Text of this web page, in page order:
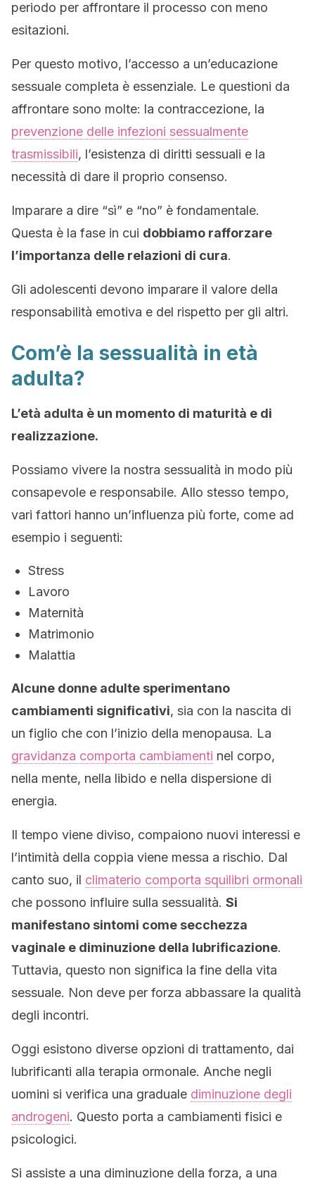
periodo per affrontare il processo con meno
esitazioni.
Per questo motivo, l’accesso a un’educazione
sessuale completa è essenziale. Le questioni da
affrontare sono molte: la contraccezione, la
prevenzione delle infezioni sessualmente
trasmissibili, l’esistenza di diritti sessuali e la
necessità di dare il proprio consenso.
Imparare a dire “sì” e “no” è fondamentale.
Questa è la fase in cui dobbiamo rafforzare
l’importanza delle relazioni di cura.
Gli adolescenti devono imparare il valore della
responsabilità emotiva e del rispetto per gli altri.
Com’è la sessualità in età
adulta?
L’età adulta è un momento di maturità e di
realizzazione.
Possiamo vivere la nostra sessualità in modo più
consapevole e responsabile. Allo stesso tempo,
vari fattori hanno un’influenza più forte, come ad
esempio i seguenti:
Stress
Lavoro
Maternità
Matrimonio
Malattia
Alcune donne adulte sperimentano
cambiamenti significativi, sia con la nascita di
un figlio che con l’inizio della menopausa. La
gravidanza comporta cambiamenti nel corpo,
nella mente, nella libido e nella dispersione di
energia.
Il tempo viene diviso, compaiono nuovi interessi e
l’intimità della coppia viene messa a rischio. Dal
canto suo, il climaterio comporta squilibri ormonali
che possono influire sulla sessualità. Si
manifestano sintomi come secchezza
vaginale e diminuzione della lubrificazione.
Tuttavia, questo non significa la fine della vita
sessuale. Non deve per forza abbassare la qualità
degli incontri.
Oggi esistono diverse opzioni di trattamento, dai
lubrificanti alla terapia ormonale. Anche negli
uomini si verifica una graduale diminuzione degli
androgeni. Questo porta a cambiamenti fisici e
psicologici.
Si assiste a una diminuzione della forza, a una